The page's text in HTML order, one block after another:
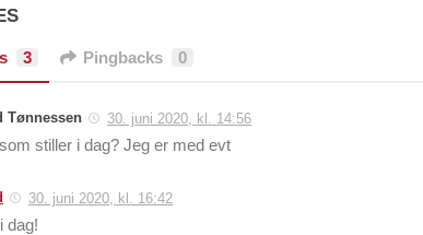
3 Pingbacks 0
Tønnessen 30. juni 2020, kl. 14:56
stiller i dag? Jeg er med evt
30. juni 2020, kl. 16:42
dag!